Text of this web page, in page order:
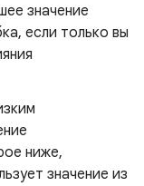
значение
если только вы
ниже,
значение из